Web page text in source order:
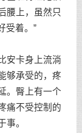
腰上，虽然只
受着。”
安卡身上流淌
够承受的，疼
。臀上有一个
痛不受控制的
事。